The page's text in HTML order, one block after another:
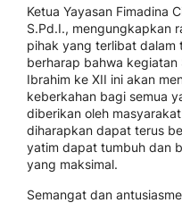
Ketua Yayasan Fimadina
S.Pd.I., mengungkapkan
pihak yang terlibat dalam
berharap bahwa kegiatan
Ibrahim ke XII ini akan
keberkahan bagi semua
diberikan oleh
diharapkan dapat terus
yatim dapat tumbuh dan
yang maksimal.
Semangat dan